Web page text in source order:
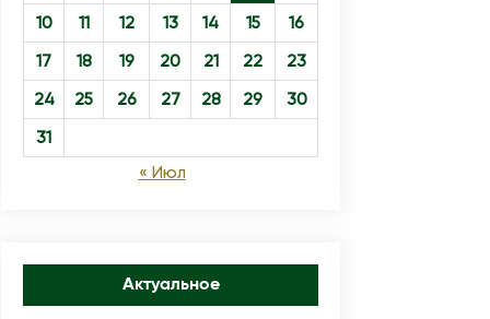
10
11 12 13 14 15
16
17
18 19 20 21 22
23
24
25 26 27 28 29
30
31
« Июл
Актуальное